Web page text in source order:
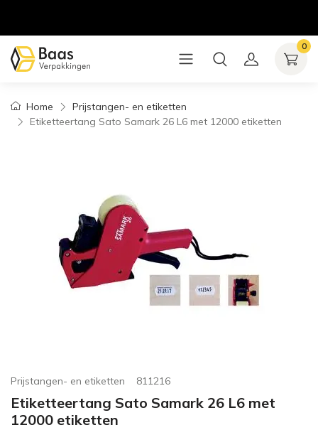
0
Home
Prijstangen- en etiketten
Etiketteertang Sato Samark 26 L6 met 12000 etiketten
Prijstangen- en etiketten 811216
Etiketteertang Sato Samark 26 L6 met
12000 etiketten